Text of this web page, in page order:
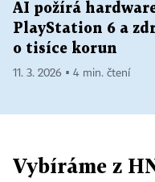
AI požírá
PlayStation 6 a
o tisíce korun
11. 3. 2026 ▪ 4 min. čtení
Vybíráme z